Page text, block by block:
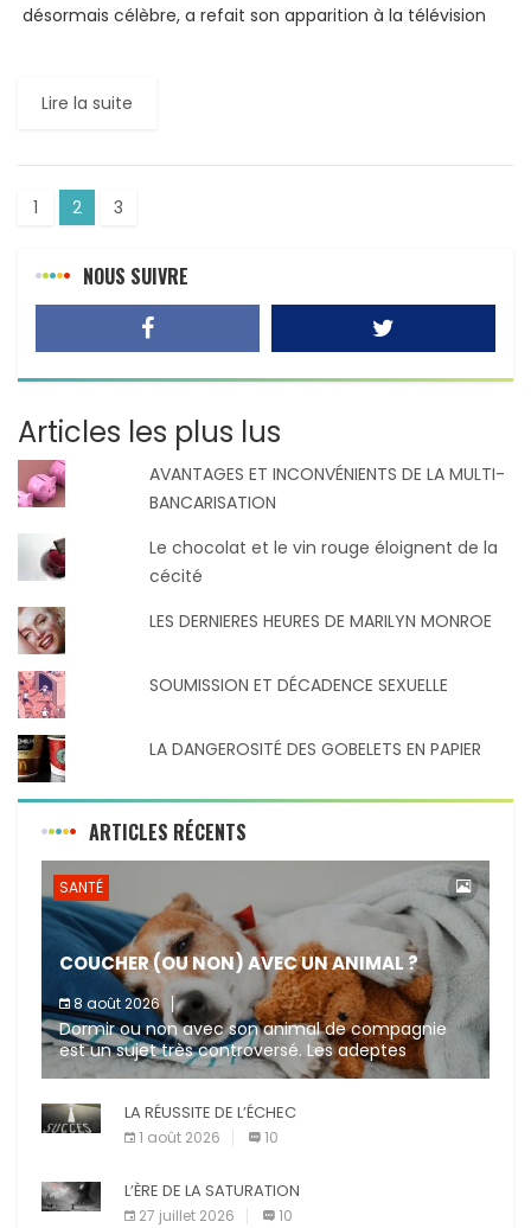
désormais célèbre, a refait son apparition à la télévision
Lire la suite
1 2 3
NOUS SUIVRE
Articles les plus lus
AVANTAGES ET INCONVÉNIENTS DE LA MULTI-
BANCARISATION
Le chocolat et le vin rouge éloignent de la
cécité
LES DERNIERES HEURES DE MARILYN MONROE
SOUMISSION ET DÉCADENCE SEXUELLE
LA DANGEROSITÉ DES GOBELETS EN PAPIER
ARTICLES RÉCENTS
SANTÉ
COUCHER (OU NON) AVEC UN ANIMAL ?
8 août 2026
Dormir ou non avec son animal de compagnie
est un sujet très controversé. Les adeptes
affirment que la présence de leur compagnon à
LA RÉUSSITE DE L’ÉCHEC
1 août 2026 10
L’ÈRE DE LA SATURATION
27 juillet 2026 10